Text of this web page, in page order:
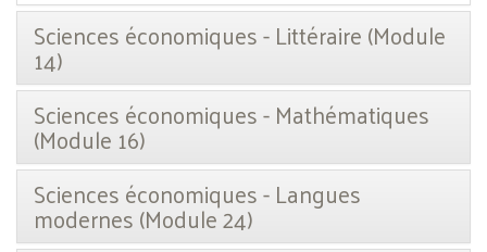
Sciences économiques - Littéraire (Module
14)
Sciences économiques - Mathématiques
(Module 16)
Sciences économiques - Langues
modernes (Module 24)